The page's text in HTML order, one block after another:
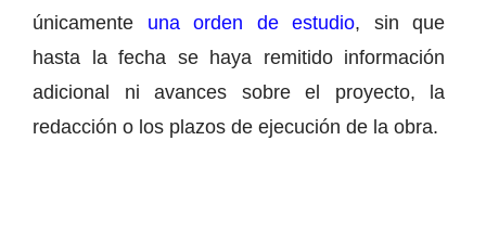
únicamente una orden de estudio, sin que
hasta la fecha se haya remitido información
adicional ni avances sobre el proyecto, la
redacción o los plazos de ejecución de la obra.